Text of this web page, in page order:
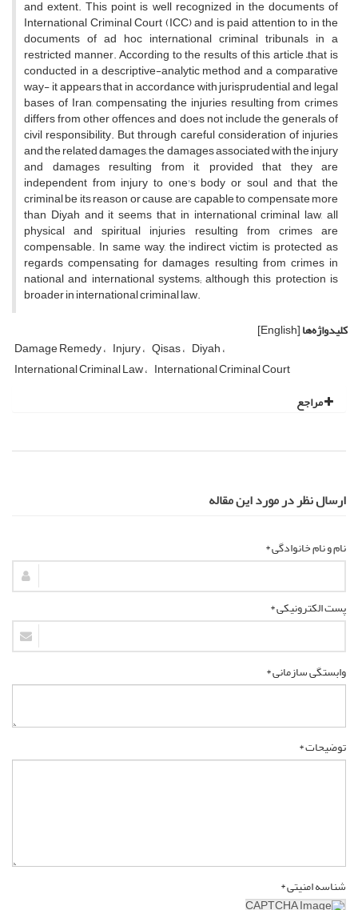
and extent. This point is well recognized in the documents of
International Criminal Court (ICC) and is paid attention to in the
documents of ad hoc international criminal tribunals in a
restricted manner. According to the results of this article –that is
conducted in a descriptive-analytic method and a comparative
way- it appears that in accordance with jurisprudential and legal
bases of Iran, compensating the injuries resulting from crimes
differs from other offences and does not include the generals of
civil responsibility. But through careful consideration of injuries
and the related damages, the damages associated with the injury
and damages resulting from it, provided that they are
independent from injury to one's body or soul and that the
criminal be its reason or cause, are capable to compensate more
than Diyah and it seems that in international criminal law, all
physical and spiritual injuries resulting from crimes are
compensable. In same way, the indirect victim is protected as
regards compensating for damages resulting from crimes in
national and international systems; although this protection is
broader in international criminal law.
کلیدواژه‌ها[English]
Damage Remedy Injury Qisas Diyah
International Criminal Law International Criminal Court
مراجع
ارسال نظر در مورد این مقاله
نام و نام خانوادگی *
پست الکترونیکی *
وابستگی سازمانی *
توضیحات *
شناسه امنیتی *